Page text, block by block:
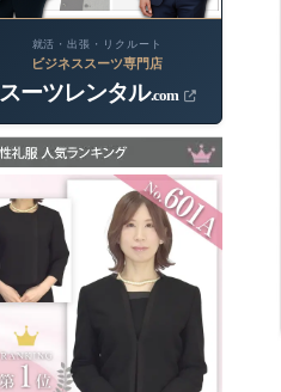
就活・出張・リクルート
ビジネススーツ専門店
スーツレンタル.com